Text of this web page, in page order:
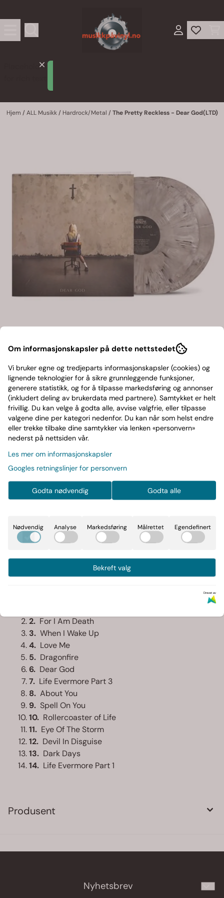
Placeholder
Hjem / ALL Musikk/ Hardrock/Metal / The Pretty Reckless - Dear God(LTD)
The Pretty Reckless - Dear
God(LTD)
CONCORD
369,-
2026,2LP,LTD,Farget VInyl
På lager
- +
2. For I Am Death
3. When I Wake Up
4. Love Me
5. Dragonfire
6. Dear God
7. Life Evermore Part 3
8. About You
9. Spell On You
10. Rollercoaster of Life
11. Eye Of The Storm
12. Devil In Disguise
13. Dark Days
14. Life Evermore Part 1
Produsent
Nyhetsbrev
Om informasjonskapsler på dette nettstedet
Vi bruker egne og tredjeparts informasjonskapsler (cookies) og
lignende teknologier for å sikre grunnleggende funksjoner,
generere statistikk, og for å tilpasse markedsføring og annonser
(inkludert deling av brukerdata med partnere). Samtykket er helt
frivillig. Du kan velge å godta alle, avvise valgfrie, eller tilpasse
valgene dine per kategori nedenfor. Du kan når som helst endre
eller trekke tilbake dine samtykker via lenken «personvern»
nederst på nettsiden vår.
Les mer om informasjonskapsler
Googles retningslinjer for personvern
Godta nødvendig Godta alle
Nødvendig Analyse Markedsføring Målrettet Egendefinert
Bekreft valg
Drevet av